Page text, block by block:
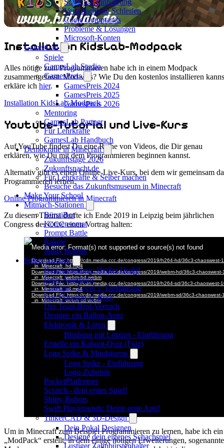
Schleifen Einführung
Verschachtelte Schleifen
Coole Commands
Probleme & Lösungen
Microsoft-Konten
GamesLab
Spiele
GamesLab Studio
GamesPreis
GamesPreis 2024
GamesPreis 2025
GamesPreis 2026
Mentoring
GamesLab Partner
Für Lehrkräfte
GamesLab Handbuch
Demokratie in Minecraft
Zukunftstage 2026
Zukunftsnacht.de
Für Lehrkräfte & Selber machen
Besuche das Zukunftsmuseum in Minecraft
Make Your School
Mitmach-Stationen
BürstiBot
Konsensomat
Prompt Battle
Rakete
Shitty Robots
Selber machen
Bastelanleitung: Heißer Draht!
Baue Augsburg
Calliope - Level 1: Einführung
Das Flaschen-U-Boot
Der Toast-Brot-Versuch
Designe ein Ballon-Auto
Elektronik & Löten
Blödsinn mit Lötzinn - Einführung
Erstelle ein Kahoot-Quiz (Fuiz)
Lego Spike & Mindstorms
Lego Spike - Einführung
Lego-Zubehör
PocketPlatformer
Scratch - dein erstes Spiel!
Shitty-Robots
Swift Playgrounds: Deine erste App!
TinkerCAD & 3D-Design
Dein Pokal Designen
Designe dein eigenes Schachspiel
Lustiger Zahnbürstenhalter
Installation KidsLab-Modpack
Alles nötige zum Programmieren habe ich in einem Modpack
zusammengefasst. Mod-was? Wie Du den kostenlos installieren
erkläre ich hier.
Installation KidsLab-Modpack
Youtube-Tutorial und Live-Kurs
Auf YouTube findest Du eine Reihe von Videos, die Dir genau
erklären, wie Du mit dem Programmieren beginnen kannst.
Alternativ gibt es einen Online-Live-Kurs, bei dem wir gemeinsam
Programmieren lernen.
Online Programmieren in Minecraft
Zu diesem Thema durfte ich Ende 2019 in Leipzig beim jährlichen
Congress des CCC einen Vortrag halten:
Um in Minecraft zum Beispiel Programmieren zu lernen, habe ich ein
„ModPack“ erstellt, in dem einige nötigen Erweiterungen, sogenannte